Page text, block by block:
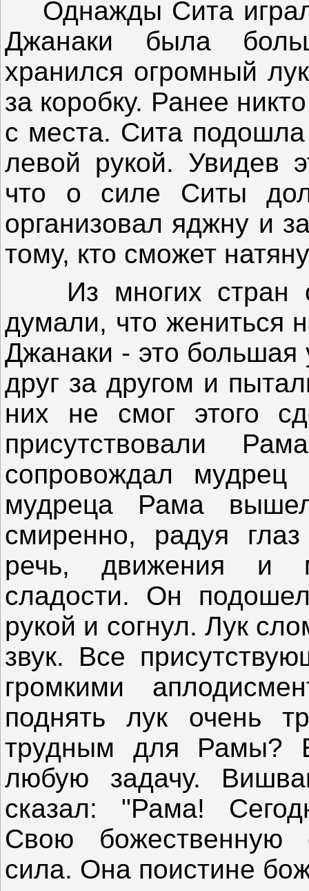
Однажды Сита
Джанаки была
хранился огромный
за коробку. Ранее
с места. Сита подошла
левой рукой. Увидев
что о силе Ситы
организовал яджну и
тому, кто сможет
Из многих стран
думали, что жениться
Джанаки - это большая
друг за другом и
них не смог этого
присутствовали
сопровождал
мудреца Рама
смиренно, радуя
речь, движения и
сладости. Он
рукой и согнул. Лук
звук. Все
громкими
поднять лук очень
трудным для Рамы?
любую задачу.
сказал: "Рама!
Свою божественную
сила. Она поистине